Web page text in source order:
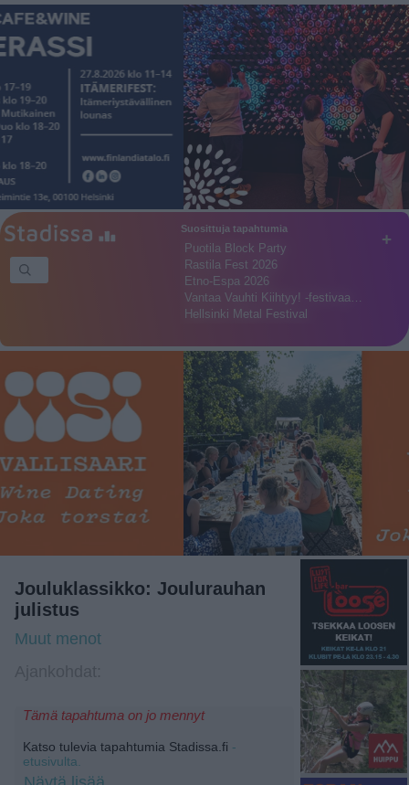
+
Suosittuja tapahtumia
Puotila Block Party
Rastila Fest 2026
Etno-Espa 2026
Vantaa Vauhti Kiihtyy! -festivaa…
Hellsinki Metal Festival
Jouluklassikko: Joulurauhan
julistus
Muut menot
Tämä tapahtuma on jo mennyt
Katso tulevia tapahtumia Stadissa.fi -
etusivulta.